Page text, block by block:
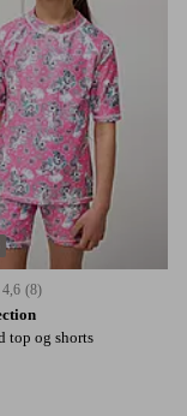
top og shorts
8 bedømmelser
4,6 (8)